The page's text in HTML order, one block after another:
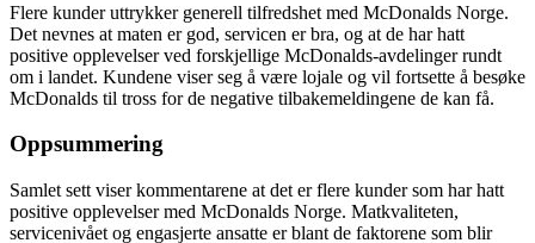
Flere kunder uttrykker generell tilfredshet med McDonalds Norge.
Det nevnes at maten er god, servicen er bra, og at de har hatt
positive opplevelser ved forskjellige McDonalds-avdelinger rundt
om i landet. Kundene viser seg å være lojale og vil fortsette å besøke
McDonalds til tross for de negative tilbakemeldingene de kan få.
Oppsummering
Samlet sett viser kommentarene at det er flere kunder som har hatt
positive opplevelser med McDonalds Norge. Matkvaliteten,
servicenivået og engasjerte ansatte er blant de faktorene som blir